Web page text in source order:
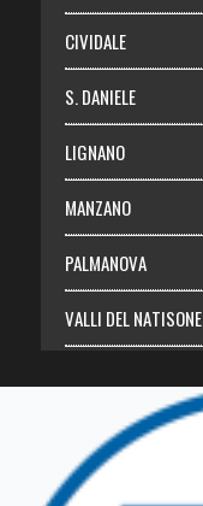
CIVIDALE
S. DANIELE
LIGNANO
MANZANO
PALMANOVA
VALLI DEL NATISONE
TRICESIMO
TARCENTO